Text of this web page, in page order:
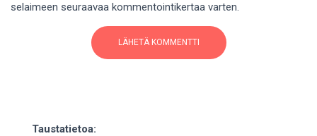
selaimeen seuraavaa kommentointikertaa varten.
Taustatietoa: